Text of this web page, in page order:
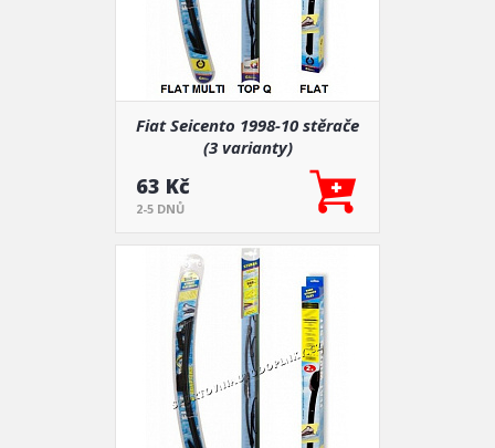
Fiat Seicento 1998-10 stěrače
(3 varianty)
63 Kč
2-5 DNŮ